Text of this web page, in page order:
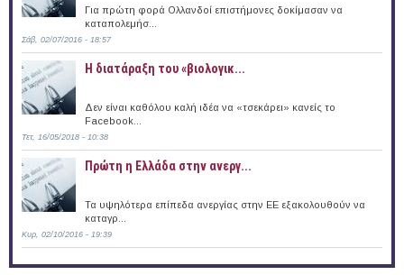
Για πρώτη φορά Ολλανδοί επιστήμονες δοκίμασαν να
καταπολεμήσ...
Σάβ, 02/07/2016 - 18:57
Η διατάραξη του «βιολογικ...
Δεν είναι καθόλου καλή ιδέα να «τσεκάρει» κανείς το
Facebook...
Τετ, 16/05/2018 - 10:38
Πρώτη η Ελλάδα στην ανεργ...
Τα υψηλότερα επίπεδα ανεργίας στην ΕΕ εξακολουθούν να
καταγρ...
Κυρ, 02/10/2016 - 19:39